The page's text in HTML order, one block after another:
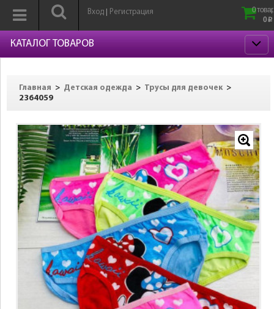
Вход Регистрация
0
0 p
КАТАЛОГ ТОВАРОВ
Главная > Детская одежда > Трусы для девочек >
2364059